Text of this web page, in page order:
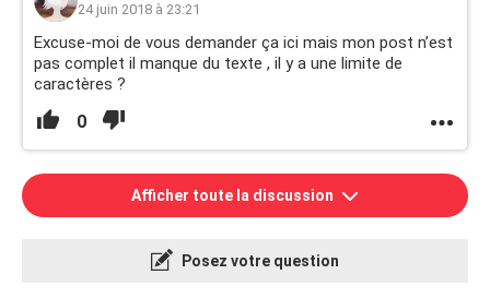
24 juin 2018 à 23:21
Excuse-moi de vous demander ça ici mais mon post n’est
pas complet il manque du texte , il y a une limite de
caractères ?
0
Afficher toute la discussion
Posez votre question